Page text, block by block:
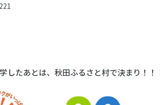
したあとは、秋田ふるさと村で決まり！！